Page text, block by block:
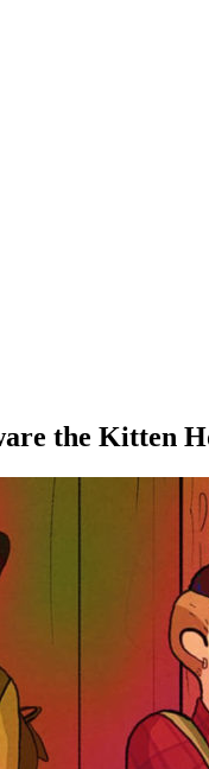
the Kitten